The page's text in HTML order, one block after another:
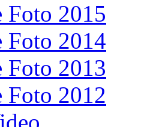
Foto 2015
Foto 2014
Foto 2013
Foto 2012